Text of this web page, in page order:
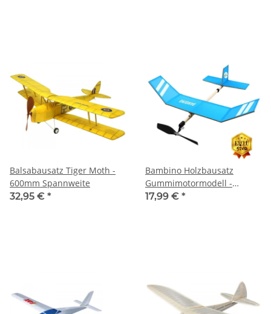
Balsabausatz Tiger Moth -
600mm Spannweite
32,95 € *
Bambino Holzbausatz
Gummimotormodell -
400mm
17,99 € *